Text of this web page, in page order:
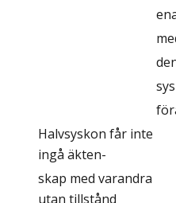
Halvsyskon får inte
ingå äkten-
skap med varandra
utan tillstånd